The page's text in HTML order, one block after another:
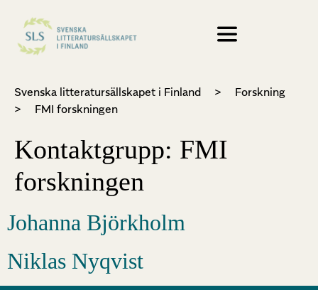
Svenska litteratursällskapet i Finland >
Forskning
>
FMI forskningen
Kontaktgrupp: FMI
forskningen
Johanna Björkholm
Niklas Nyqvist